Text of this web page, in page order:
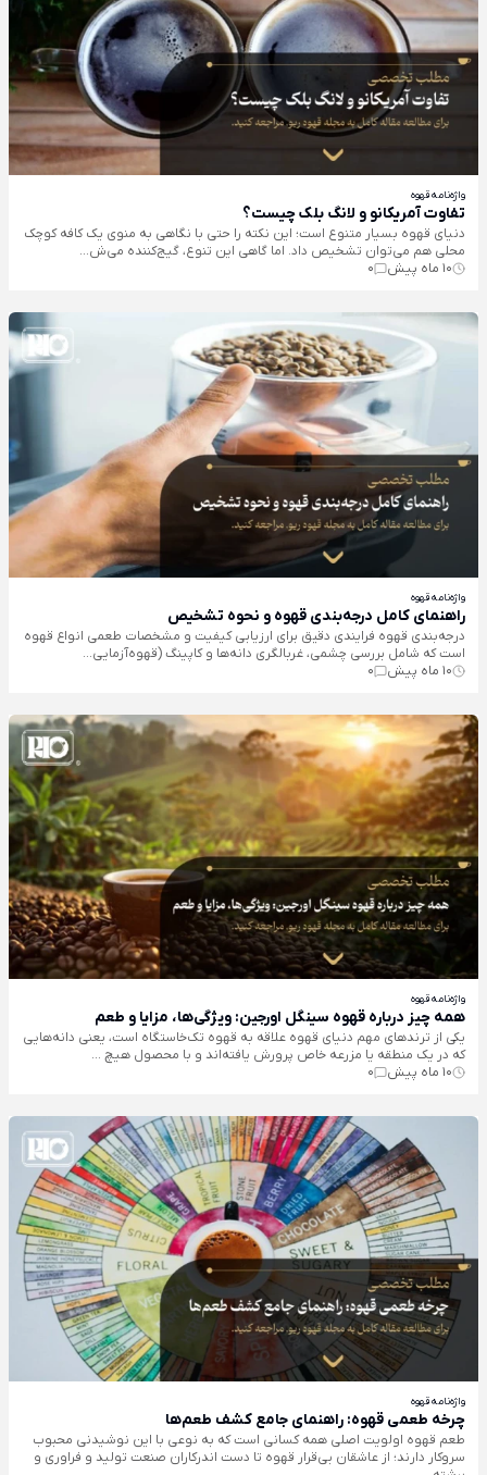
واژه‌نامه قهوه
تفاوت آمریکانو و لانگ بلک چیست؟
دنیای قهوه بسیار متنوع است؛ این نکته را حتی با نگاهی به منوی یک کافه کوچک
محلی هم می‌توان تشخیص داد. اما گاهی این تنوع، گیج‌کننده می‌ش...
10 ماه پیش
0
واژه‌نامه قهوه
راهنمای کامل درجه‌بندی قهوه و نحوه تشخیص
درجه‌بندی قهوه فرایندی دقیق برای ارزیابی کیفیت و مشخصات طعمی انواع قهوه
است که شامل بررسی چشمی، غربالگری دانه‌ها و کاپینگ (قهوه‌آزمایی...
10 ماه پیش
0
واژه‌نامه قهوه
همه چیز درباره قهوه سینگل اورجین: ویژگی‌ها، مزایا و طعم
یکی از ترندهای مهم دنیای قهوه علاقه به قهوه تک‌خاستگاه است، یعنی دانه‌هایی
که در یک منطقه یا مزرعه خاص پرورش یافته‌اند و با محصول هیچ ...
10 ماه پیش
0
واژه‌نامه قهوه
چرخه طعمی قهوه: راهنمای جامع کشف طعم‌ها
طعم قهوه اولویت اصلی همه کسانی است که به نوعی با این نوشیدنی محبوب
سروکار دارند؛ از عاشقان بی‌قرار قهوه تا دست اندرکاران صنعت تولید و فراوری و